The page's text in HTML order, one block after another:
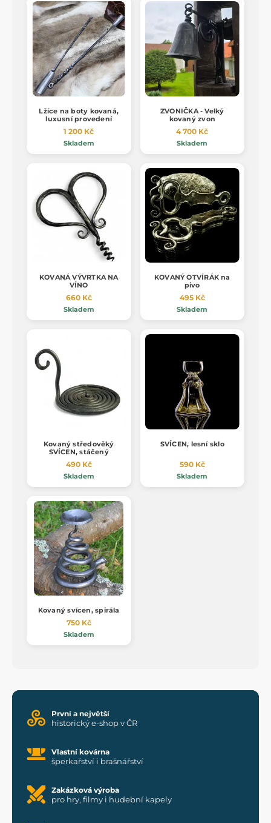
Lžíce na boty kovaná,
luxusní provedení
1 200 Kč
Skladem
ZVONIČKA - Velký
kovaný zvon
4 700 Kč
Skladem
KOVANÁ VÝVRTKA NA
VÍNO
660 Kč
Skladem
KOVANÝ OTVÍRÁK na
pivo
495 Kč
Skladem
Kovaný středověký
SVÍCEN, stáčený
490 Kč
Skladem
SVÍCEN, lesní sklo
590 Kč
Skladem
Kovaný svícen, spirála
750 Kč
Skladem
První a největší
historický e-shop v ČR
Vlastní kovárna
šperkařství i brašnářství
Zakázková výroba
pro hry, filmy i hudební kapely